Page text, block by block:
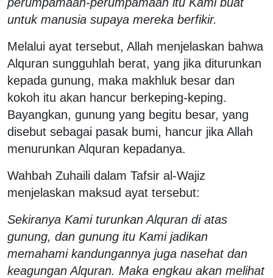
untuk manusia supaya mereka berfikir.
Melalui ayat tersebut, Allah menjelaskan bahwa
Alquran sungguhlah berat, yang jika diturunkan
kepada gunung, maka makhluk besar dan
kokoh itu akan hancur berkeping-keping.
Bayangkan, gunung yang begitu besar, yang
disebut sebagai pasak bumi, hancur jika Allah
menurunkan Alquran kepadanya.
Wahbah Zuhaili dalam Tafsir al-Wajiz
menjelaskan maksud ayat tersebut:
Sekiranya Kami turunkan Alquran di atas
gunung, dan gunung itu Kami jadikan
memahami kandungannya juga nasehat dan
keagungan Alquran. Maka engkau akan melihat